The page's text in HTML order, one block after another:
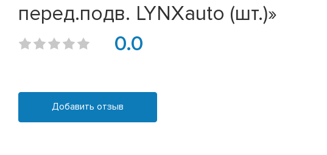
перед.подв. LYNXauto (шт.)»
0.0
Добавить отзыв